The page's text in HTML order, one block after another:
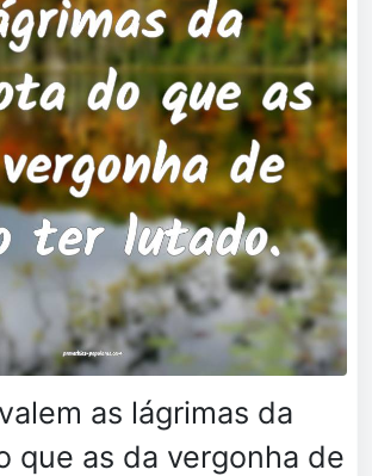
as lágrimas da
que as da vergonha de